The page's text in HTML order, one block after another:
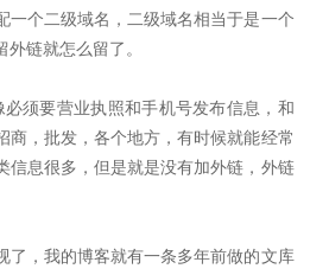
一个二级域名，二级域名相当于是一个
链就怎么留了。
须要营业执照和手机号发布信息，和
商，批发，各个地方，有时候就能经常
信息很多，但是就是没有加外链，外链
，我的博客就有一条多年前做的文库